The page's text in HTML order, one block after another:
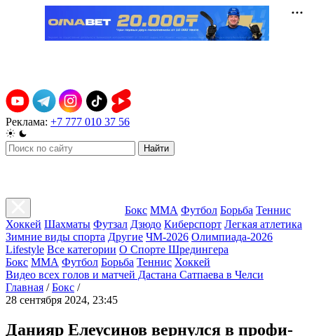
Реклама: +7 777 010 37 56
Найти
Бокс ММА Футбол Борьба Теннис
Хоккей Шахматы Футзал Дзюдо Киберспорт Легкая атлетика
Зимние виды спорта Другие ЧМ-2026 Олимпиада-2026
Lifestyle Все категории О Спорте Шредингера
Бокс ММА Футбол Борьба Теннис Хоккей
Видео всех голов и матчей Дастана Сатпаева в Челси
Главная / Бокс /
28 сентября 2024, 23:45
Данияр Елеусинов вернулся в профи-